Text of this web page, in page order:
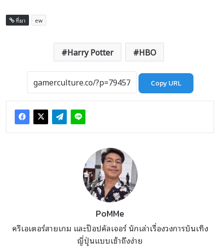
ที่มา ew
Harry Potter HBO
Copy URL
PoMMe
ครีเอเตอร์สายเกม และป๊อปคัลเจอร์ นักเล่าเรื่องวงการบันเทิง
ญี่ปุ่นแบบเข้าถึงง่าย